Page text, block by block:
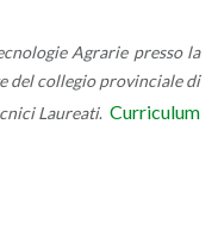
Agra­rie pres­so la
del col­le­gio pro­vin­cia­le di
Lau­rea­ti. Cur­ri­cu­lum